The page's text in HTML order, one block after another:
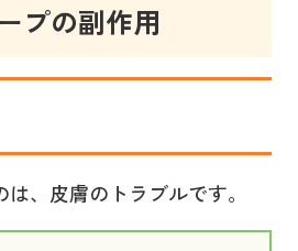
プの副作用
、皮膚のトラブルです。